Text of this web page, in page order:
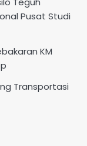
Pusat Studi
KM
Transportasi